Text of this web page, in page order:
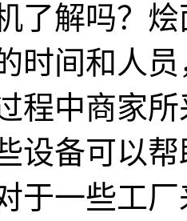
了解吗？
时间和人
程中商家
设备可以
于一些工